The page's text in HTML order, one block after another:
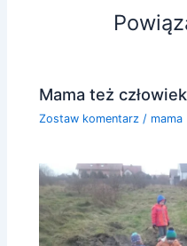
Mama też
Zostaw komentarz / mama